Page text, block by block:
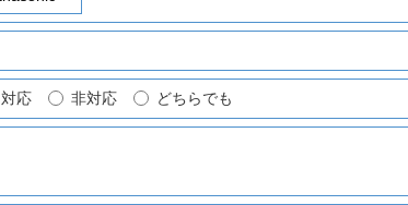
対応 非対応 どちらでも